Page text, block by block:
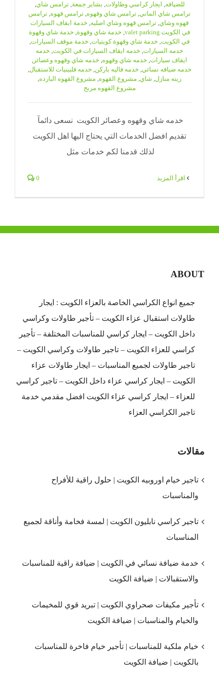
للضيافه, ايجار كراسي وطاولات, بشاير جمعة,ترامس شاي,
ترامس شاي الماني, ترامس شاي وقهوه, ترامس قهوه, ترامس
قهوه وشاي, ترامس قهوه وشاي اصليه, خدمة ايقاف السيارات
في الكويت valet parking
, خدمة شاي وقهوة, خدمة شاي وقهوة
في الكويت, خدمة شاي وقهوة كويتيات, خدمة موقف السيارات,
خدمه السيارات, خدمه ايقاف السيارات في الكويت, خدمه
ايقاف سيارات, خدمه شاي وقهوه, خدمه شاي وقهوه وعصائر ,
خدمه ضيافه نسائي, خدمه فاليه باركن, خدمه فلبينيات للاستقبال,
زينه منازل, شاي, مشروع القهوه, مشروع القهوه البارده,
مشروع القهوه مربح
خدمه شاي وقهوه وعصائر الكويت نسعى دائمآ
تقديم افضل الخدمات التي يحتاج اليها اهل الكويت
لذلك قدمنا لكم خدمات مثل
0
ABOUT
جميع انواع الكراسي الخاصة بالعزاء الكويت : ايجار
طاولات استقبال عزاء الكويت – تأجير طاولات وكراسي
داخل الكويت – ايجار كراسي للمناسبات المختلفة – تأجير
كراسي للعزاء الكويت – تاجير طاولات وكراسي الكويت –
تاجير طاولات لجميع المناسبات – ايجار طاولات عزاء
الكويت – ايجار كراسي عزاء داخل الكويت – تاجير كراسي
للعزاء – ايجار كراسي عزاء الكويت افضل مقدمي خدمة
تاجير الكراسي العزاء
مقالات
تاجير خيام اوروبيه الكويت | حلول راقية للأفراح
والمناسبات
تاجير كراسي نابليون الكويت | لمسة فخامة وأناقة لجميع
المناسبات
خدمة ضيافة نسائي في الكويت | ضيافة راقية للمناسبات
والاستقبالات | ضيافة الكويت
تأجير مكيفات صحراوي الكويت | تبريد قوي للمخيمات
والخيام والمناسبات | ضيافة الكويت
خيام ملكية للمناسبات | تأجير خيام فاخرة للمناسبات
بالكويت | ضيافة الكويت